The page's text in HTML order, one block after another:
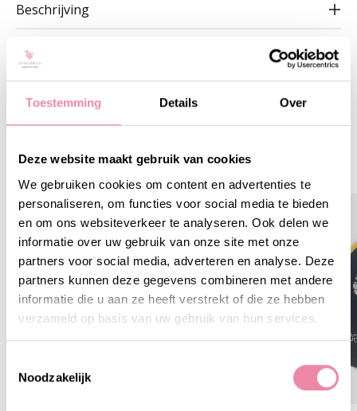
Toestemming Details Over
Deze website maakt gebruik van cookies
We gebruiken cookies om content en advertenties te
personaliseren, om functies voor social media te bieden
en om ons websiteverkeer te analyseren. Ook delen we
informatie over uw gebruik van onze site met onze
partners voor social media, adverteren en analyse. Deze
partners kunnen deze gegevens combineren met andere
informatie die u aan ze heeft verstrekt of die ze hebben
verzameld op basis van uw gebruik van hun services.
Noodzakelijk
Beschrijving
Gerelateerde producten
50% off 50% off